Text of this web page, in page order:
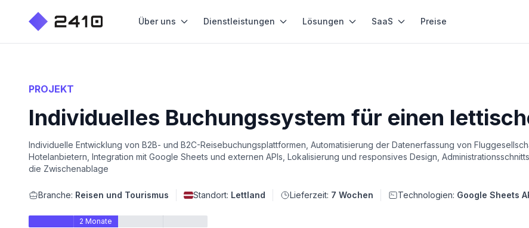
Über uns Dienstleistungen Lösungen SaaS Preise
PROJEKT
Individuelles Buchungssystem für einen
Individuelle Entwicklung von B2B- und B2C-Reisebuchungsplattformen, Automatisierung der Datenerfassung von
Hotelanbietern, Integration mit Google Sheets und externen APIs, Lokalisierung und responsives Design,
die Zwischenablage
Branche: Reisen und Tourismus Standort: Lettland Lieferzeit: 7 Wochen Technologien: Google Sheets
2 Monate